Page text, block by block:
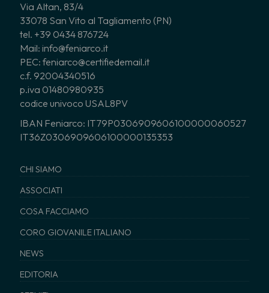
Via Altan, 83/4
33078 San Vito al Tagliamento (PN)
tel. +39 0434 876724
Mail: info@feniarco.it
PEC: feniarco@certifiedemail.it
c.f. 92004340516
p.iva 01480980935
codice univoco USAL8PV
IBAN Feniarco: IT79P0306909606100000060527
IT36Z0306909606100000135353
CHI SIAMO
ASSOCIATI
COSA FACCIAMO
CORO GIOVANILE ITALIANO
NEWS
EDITORIA